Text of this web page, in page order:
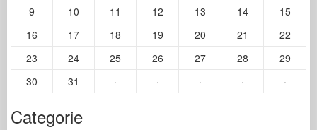
9 10 11 12 13 14
15
16
17 18 19 20 21
22
23
24 25 26 27 28
29
30
31 · · · · ·
Categorie